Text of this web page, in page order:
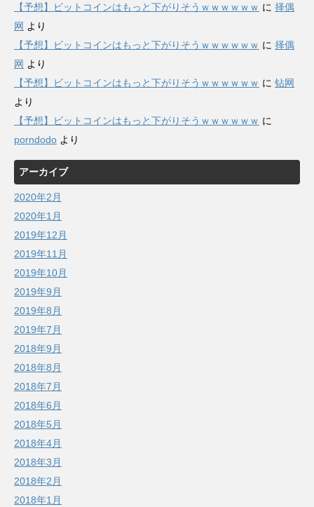
【予想】ビットコインはもっと下がりそうｗｗｗｗｗｗ に 择偶
网 より
【予想】ビットコインはもっと下がりそうｗｗｗｗｗｗ に 择偶
网 より
【予想】ビットコインはもっと下がりそうｗｗｗｗｗｗ に 钻网
より
【予想】ビットコインはもっと下がりそうｗｗｗｗｗｗ に
porndodo より
アーカイブ
2020年2月
2020年1月
2019年12月
2019年11月
2019年10月
2019年9月
2019年8月
2019年7月
2018年9月
2018年8月
2018年7月
2018年6月
2018年5月
2018年4月
2018年3月
2018年2月
2018年1月